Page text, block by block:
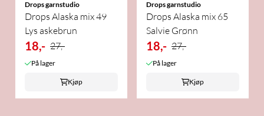
Drops garnstudio
Drops Alaska mix 49
Lys askebrun
18,- 27,-
På lager
Kjøp
Drops garnstudio
Drops Alaska mix 65
Salvie Grønn
18,- 27,-
På lager
Kjøp